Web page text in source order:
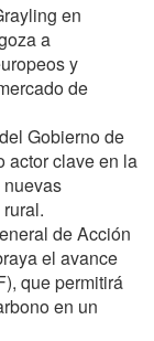
en
a
y
de
Gobierno de
actor clave en la
de Acción
el avance
que permitirá
en un